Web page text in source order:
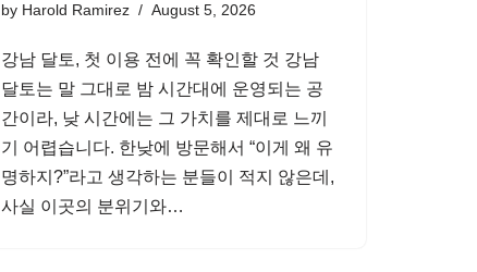
by Harold Ramirez August 5, 2026
강남 달토, 첫 이용 전에 꼭 확인할 것 강남
달토는 말 그대로 밤 시간대에 운영되는 공
간이라, 낮 시간에는 그 가치를 제대로 느끼
기 어렵습니다. 한낮에 방문해서 “이게 왜 유
명하지?”라고 생각하는 분들이 적지 않은데,
사실 이곳의 분위기와…